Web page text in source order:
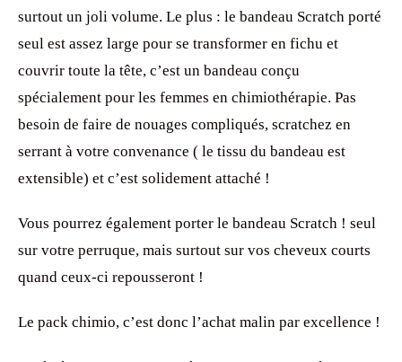
surtout un joli volume. Le plus : le bandeau Scratch porté
seul est assez large pour se transformer en fichu et
couvrir toute la tête, c’est un bandeau conçu
spécialement pour les femmes en chimiothérapie. Pas
besoin de faire de nouages compliqués, scratchez en
serrant à votre convenance ( le tissu du bandeau est
extensible) et c’est solidement attaché !
Vous pourrez également porter le bandeau Scratch ! seul
sur votre perruque, mais surtout sur vos cheveux courts
quand ceux-ci repousseront !
Le pack chimio, c’est donc l’achat malin par excellence !